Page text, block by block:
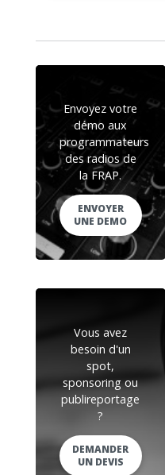
Envoyez votre
démo aux
programmateurs
des radios de
la FRAP.
ENVOYER
UNE DEMO
Vous avez
besoin d'un
spot,
sponsoring ou
publireportage
?
DEMANDER
UN DEVIS